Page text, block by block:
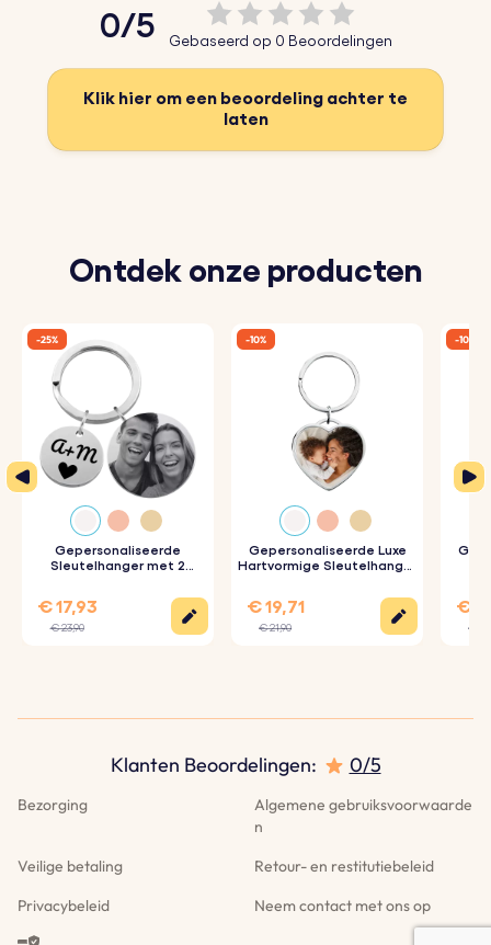
verschillende lettertypes.
gepersonaliseerde sleutelhanger nog unieker en
1. Voer je tekst in: Voeg de woorden toe die je wilt
graveren.
2. Kies lettertype en emoji's: Selecteer het lettertype van
je voorkeur en de emoji's die je wilt toevoegen.
3. Met zorg gegraveerd: Je sleutelhangers worden
nauwkeurig gegraveerd met de door jou gekozen
details.
Productspecificatie:
Afmetingen: 50 mm x 28 mm
0/5 Gebaseerd op 0 Beoordelingen
Klik hier om een beoordeling achter te
laten
Ontdek onze producten
Gepersonaliseerde
Sleutelhanger met 2
€ 17,93
€ 23,90
-25%
Gepersonaliseerde Luxe
Hartvormige Sleutelhanger
€ 19,71
€ 21,90
-10%
€
€
-10%
Bezorging
Algemene gebruiksvoorwaarde
n
Veilige betaling
Retour- en restitutiebeleid
Privacybeleid
Neem contact met ons op
Klanten Beoordelingen: 0/5